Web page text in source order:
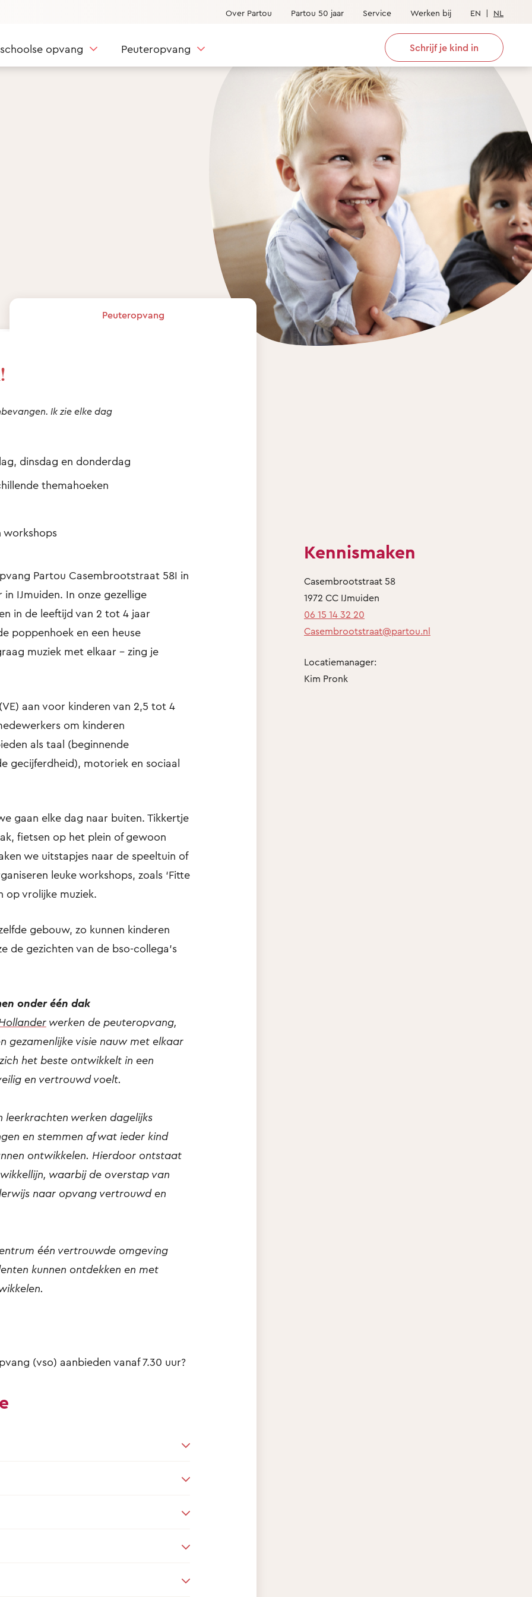
Over Partou Partou 50 jaar Service Werken bij EN | NL
opvang Peuteropvang Schrijf je kind in
Peuteropvang
Ik zie elke dag
dinsdag en donderdag
themahoeken
workshops
Partou Casembrootstraat 58I in
IJmuiden. In onze gezellige
in de leeftijd van 2 tot 4 jaar
poppenhoek en een heuse
muziek met elkaar – zing je
aan voor kinderen van 2,5 tot 4
om kinderen
als taal (beginnende
gecijferdheid), motoriek en sociaal
gaan elke dag naar buiten. Tikkertje
fietsen op het plein of gewoon
we uitstapjes naar de speeltuin of
leuke workshops, zoals ‘Fitte
op vrolijke muziek.
gebouw, zo kunnen kinderen
de gezichten van de bso-collega's
onder één dak
werken de peuteropvang,
gezamenlijke visie nauw met elkaar
het beste ontwikkelt in een
en vertrouwd voelt.
leerkrachten werken dagelijks
en stemmen af wat ieder kind
ontwikkelen. Hierdoor ontstaat
waarbij de overstap van
naar opvang vertrouwd en
één vertrouwde omgeving
kunnen ontdekken en met
(vso) aanbieden vanaf 7.30 uur?
Kennismaken
Casembrootstraat 58
1972 CC IJmuiden
06 15 14 32 20
Casembrootstraat@partou.nl
Locatiemanager:
Kim Pronk